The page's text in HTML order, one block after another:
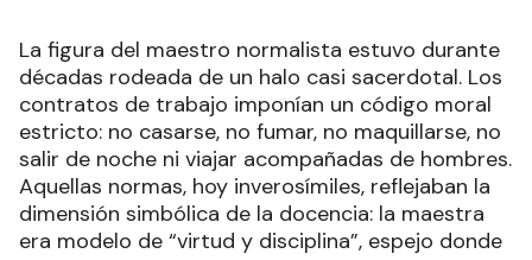
La figura del maestro normalista estuvo durante
décadas rodeada de un halo casi sacerdotal. Los
contratos de trabajo imponían un código moral
estricto: no casarse, no fumar, no maquillarse, no
salir de noche ni viajar acompañadas de hombres.
Aquellas normas, hoy inverosímiles, reflejaban la
dimensión simbólica de la docencia: la maestra
era modelo de “virtud y disciplina”, espejo donde